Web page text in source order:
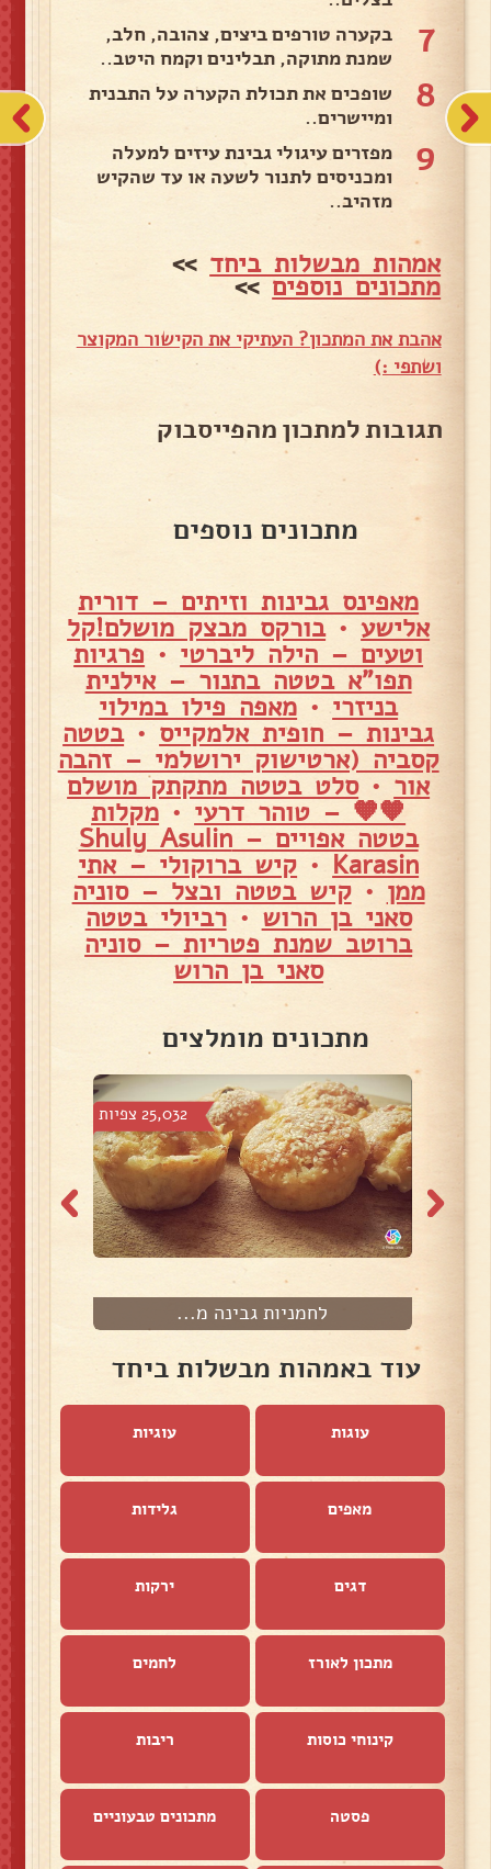
7
בקערה טורפים ביצים, צהובה, חלב,
שמנת מתוקה, תבלינים וקמח היטב..
8
שופכים את תכולת הקערה על התבנית
ומיישרים..
9
מפזרים עיגולי גבינת עיזים למעלה
ומכניסים לתנור לשעה או עד שהקיש
מזהיב..
אמהות מבשלות ביחד >>
מתכונים נוספים>>
אהבת את המתכון? העתיקי את הקישור המקוצר
ושתפי :)
תגובות למתכון מהפייסבוק
מתכונים נוספים
מאפינס גבינות וזיתים – דורית
אלישע•בורקס מבצק מושלם!קל
וטעים – הילה ליברטי • פרגיות
תפו"א בטטה בתנור – אילנית
בניזרי• מאפה פילו במילוי
גבינות – חופית אלמקייס •בטטה
קסביה (ארטישוק ירושלמי – זהבה
אור •סלט בטטה מתקתק מושלם
🧡🧡 – טוהר דרעי • מקלות
בטטה אפויים – Shuly Asulin
Karasin
• קיש ברוקולי – אתי
ממן •קיש בטטה ובצל – סוניה
סאני בן הרוש •רביולי בטטה
ברוטב שמנת פטריות – סוניה
סאני בן הרוש
מתכונים מומלצים
25,032 צפיות
לחמניות גבינה מ...
עוד באמהות מבשלות ביחד
עוגות עוגיות
מאפים גלידות
דגים ירקות
מתכון לאורז לחמים
קינוחי כוסות ריבות
פסטה מתכונים טבעוניים